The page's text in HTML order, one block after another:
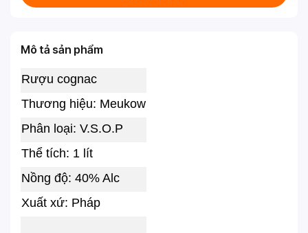
Mô tả sản phẩm
Rượu cognac
Thương hiệu: Meukow
Phân loại: V.S.O.P
Thể tích: 1 lít
Nồng độ: 40% Alc
Xuất xứ: Pháp